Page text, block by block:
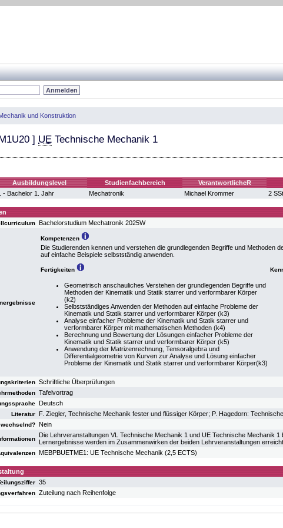
und Konstruktion
] UE Technische Mechanik 1
Ausbildungslevel Studienfachbereich VerantwortlicheR
- Bachelor 1. Jahr Mechatronik Michael Krommer 2 SSt
Bachelorstudium Mechatronik 2025W
Kompetenzen
Die Studierenden kennen und verstehen die grundlegenden Begriffe und
auf einfache Beispiele selbstständig anwenden.
Fertigkeiten
Geometrisch anschauliches Verstehen der grundlegenden Begriffe und
Methoden der Kinematik und Statik starrer und verformbarer Körper
(k2)
Selbstständiges Anwenden der Methoden auf einfache Probleme der
Kinematik und Statik starrer und verformbarer Körper (k3)
Analyse einfacher Probleme der Kinematik und Statik starrer und
verformbarer Körper mit mathematischen Methoden (k4)
Berechnung und Bewertung der Lösungen einfacher Probleme der
Kinematik und Statik starrer und verformbarer Körper (k5)
Anwendung der Matrizenrechnung, Tensoralgebra und
Differentialgeometrie von Kurven zur Analyse und Lösung einfacher
Probleme der Kinematik und Statik starrer und verformbarer Körper(k3)
Schriftliche Überprüfungen
Tafelvortrag
Deutsch
Literatur F. Ziegler, Technische Mechanik fester und flüssiger Körper; P. Hagedorn:
Nein
Die Lehrveranstaltungen VL Technische Mechanik 1 und UE Technische Mechanik
Lernergebnisse werden im Zusammenwirken der beiden Lehrveranstaltungen erreicht.
MEBPBUETME1: UE Technische Mechanik (2,5 ECTS)
35
Zuteilung nach Reihenfolge